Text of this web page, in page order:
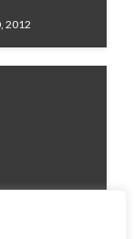
2012